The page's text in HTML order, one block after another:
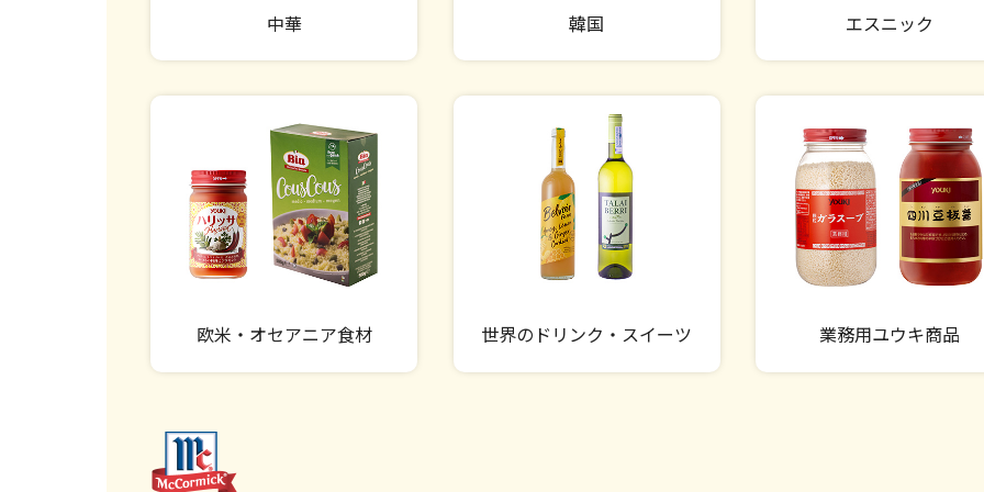
中華 韓国 エスニック
欧米・オセアニア食材 世界のドリンク・スイーツ 業務用ユウキ商品